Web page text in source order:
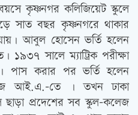
কৃষ্ণনগর কলিজিয়েট স্কুলে
সাত বছর কৃষ্ণনগরে থাকার
আবুল হোসেন ভর্তি হলেন
১৯৩৭ সালে ম্যাট্রিক পরীক্ষা
পাস করার পর ভর্তি হলেন
আই.এ.-তে । তখন ঢাকা
প্রদেশের সব স্কুল-কলেজ